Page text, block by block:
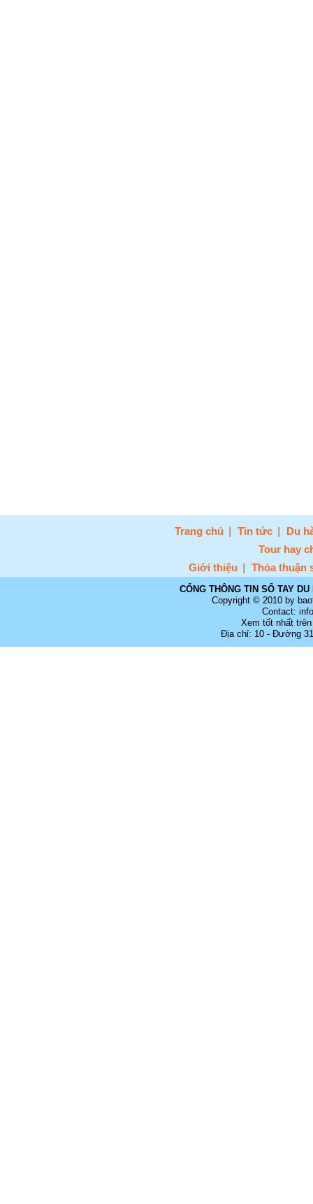
Trang chủ Tin tức
Du
Tour hay
Giới thiệu
Thỏa thuận
CỔNG THÔNG TIN SỔ TAY
Copyright © 2010 by
Contact:
Xem tốt nhất
Địa chỉ: 10 - Đường